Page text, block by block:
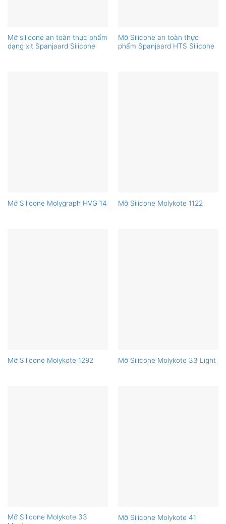
Mỡ silicone an toàn thực phẩm
dạng xịt Spanjaard Silicone
Mỡ Silicone an toàn thực
phẩm Spanjaard HTS Silicone
Mỡ Silicone Molygraph HVG 14 Mỡ Silicone Molykote 1122
Mỡ Silicone Molykote 1292 Mỡ Silicone Molykote 33 Light
Mỡ Silicone Molykote 33
Mỡ Silicone Molykote 41